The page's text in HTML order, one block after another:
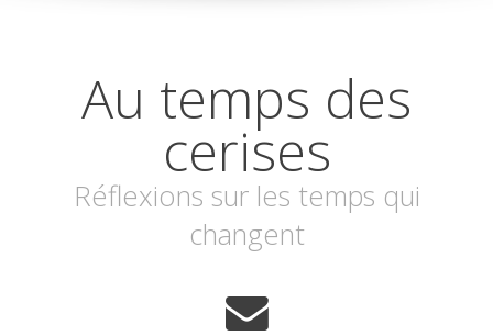
Au temps des
cerises
Réflexions sur les temps qui
changent